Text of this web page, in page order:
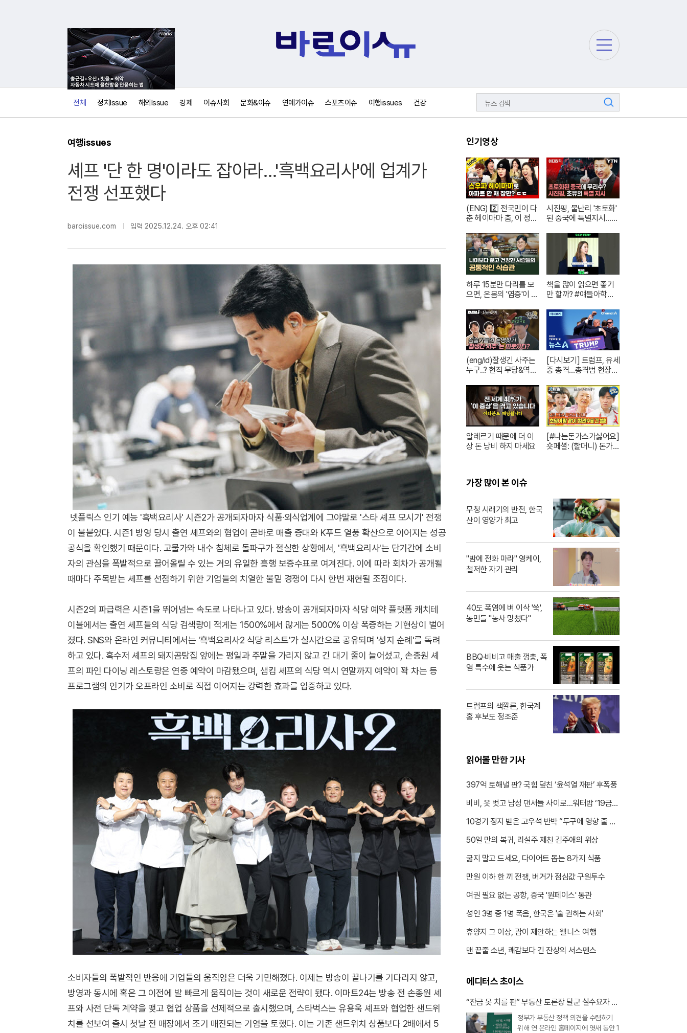
검
색
주
요
스
메
뉴
펼
전체 정치Issue 해외Issue 경제 이슈사회 문화&이슈 연예가이슈 스포츠이슈 여행issues 건강
여행issues
셰프 '단 한 명'이라도 잡아라…'흑백요리사'에 업계가
전쟁 선포했다
baroissue.com 입력 2025.12.24. 오후 02:41
넷플릭스 인기 예능 '흑백요리사' 시즌2가 공개되자마자 식품·외식업계에 그야말로 '스타 셰프 모시기' 전쟁
이 불붙었다. 시즌1 방영 당시 출연 셰프와의 협업이 곧바로 매출 증대와 K푸드 열풍 확산으로 이어지는 성공
공식을 확인했기 때문이다. 고물가와 내수 침체로 돌파구가 절실한 상황에서, '흑백요리사'는 단기간에 소비
자의 관심을 폭발적으로 끌어올릴 수 있는 거의 유일한 흥행 보증수표로 여겨진다. 이에 따라 회차가 공개될
때마다 주목받는 셰프를 선점하기 위한 기업들의 치열한 물밑 경쟁이 다시 한번 재현될 조짐이다.
시즌2의 파급력은 시즌1을 뛰어넘는 속도로 나타나고 있다. 방송이 공개되자마자 식당 예약 플랫폼 캐치테
이블에서는 출연 셰프들의 식당 검색량이 적게는 1500%에서 많게는 5000% 이상 폭증하는 기현상이 벌어
졌다. SNS와 온라인 커뮤니티에서는 '흑백요리사2 식당 리스트'가 실시간으로 공유되며 '성지 순례'를 독려
하고 있다. 흑수저 셰프의 돼지곰탕집 앞에는 평일과 주말을 가리지 않고 긴 대기 줄이 늘어섰고, 손종원 셰
프의 파인 다이닝 레스토랑은 연중 예약이 마감됐으며, 샘킴 셰프의 식당 역시 연말까지 예약이 꽉 차는 등
프로그램의 인기가 오프라인 소비로 직접 이어지는 강력한 효과를 입증하고 있다.
소비자들의 폭발적인 반응에 기업들의 움직임은 더욱 기민해졌다. 이제는 방송이 끝나기를 기다리지 않고,
방영과 동시에 혹은 그 이전에 발 빠르게 움직이는 것이 새로운 전략이 됐다. 이마트24는 방송 전 손종원 셰
프와 사전 단독 계약을 맺고 협업 상품을 선제적으로 출시했으며, 스타벅스는 유용욱 셰프와 협업한 샌드위
치를 선보여 출시 첫날 전 매장에서 조기 매진되는 기염을 토했다. 이는 기존 샌드위치 상품보다 2배에서 5
인기영상
(ENG) 2️⃣ 전국민이 다
춘 헤이마마 춤, 이 정도
트 한 채는 마련하셨겠
지? (순수한 궁금증) /
[문명특급 EP.222-2]
시진핑, 물난리 '초토화'
된 중국에 특별지시…여
재난방송은 YTN
하루 15분만 다리를 모
으면, 온몸의 '염증'이 사
재걸 X 줄리안 X 이주호
기자 [백년의 아침 1화 F
ULL]
책을 많이 읽으면 좋기
만 할까? #얘들아학교
로운초등생활
(eng/id)잘생긴 사주는
누구..? 현직 무당&역술
터리! | 신들린 비하인드
EP.01
[다시보기] 트럼프, 유세
중 총격…총격범 현장
일 뉴스A
알레르기 때문에 더 이
상 돈 낭비 하지 마세요
[#나는돈가스가싫어요]
숏페셜: (할머니) 돈가스
가장 많이 본 이슈
무청 시래기의 반전, 한국
산이 영양가 최고
"밤에 전화 마라" 영케이,
철저한 자기 관리
40도 폭염에 벼 이삭 '쑥',
농민들 "농사 망쳤다"
BBQ·비비고 매출 껑충, 폭
염 특수에 웃는 식품가
트럼프의 색깔론, 한국계
홍 후보도 정조준
읽어볼 만한 기사
397억 토해낼 판? 국힘 덮친 ‘윤석열 재판’ 후폭풍
비비, 옷 벗고 남성 댄서들 사이로…워터밤 ‘19금
10경기 정지 받은 고우석 반박 “투구에 영향 줄 물
50일 만의 복귀, 리설주 제친 김주애의 위상
굶지 말고 드세요, 다이어트 돕는 8가지 식품
만원 이하 한 끼 전쟁, 버거가 점심값 구원투수
여권 필요 없는 공항, 중국 '원페이스' 통관
성인 3명 중 1명 폭음, 한국은 '술 권하는 사회'
휴양지 그 이상, 괌이 제안하는 웰니스 여행
맨 끝줄 소년, 쾌감보다 긴 잔상의 서스펜스
에디터스 초이스
“잔금 못 치를 판” 부동산 토론장 달군 실수요자 대
출 호소
정부가 부동산 정책 의견을 수렴하기
위해 연 온라인 홈페이지에 엿새 동안 1